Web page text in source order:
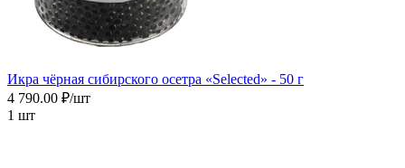
Икра чёрная сибирского осетра «Selected» - 50 г
4 790.00 ₽/шт
1 шт